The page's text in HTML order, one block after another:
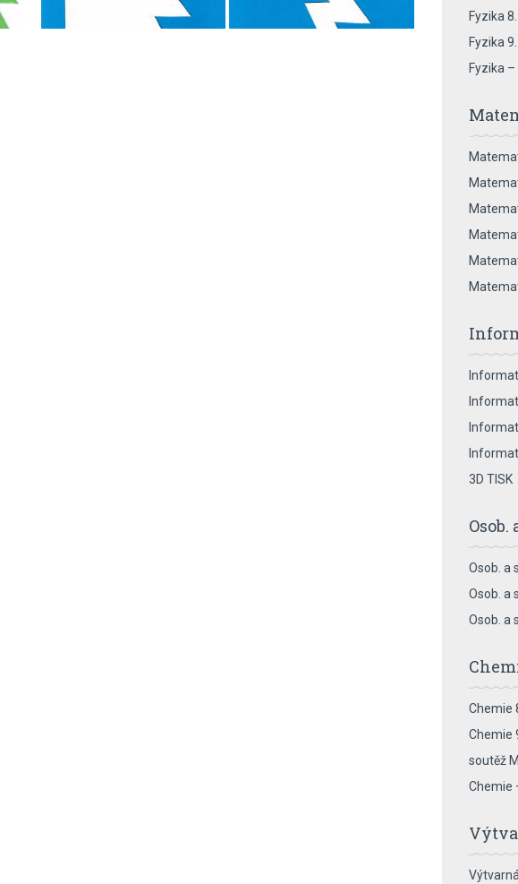
Fyzika
Fyzika
Fyzika
3D TISK
Osob. a
Osob. a
Osob. a
Chemie
Chemie
soutěž
Chemie